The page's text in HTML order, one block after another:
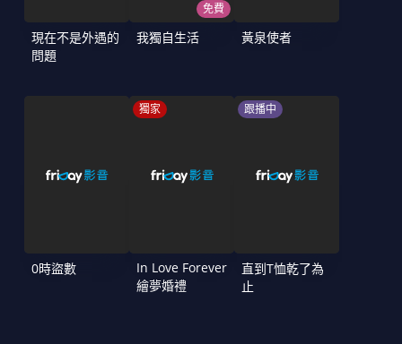
現在不是外遇的
問題
免費
我獨自生活 黃泉使者
0時盜數
獨家
In Love Forever
繪夢婚禮
跟播中
直到T恤乾了為
止